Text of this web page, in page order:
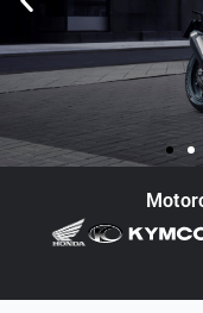
KOM